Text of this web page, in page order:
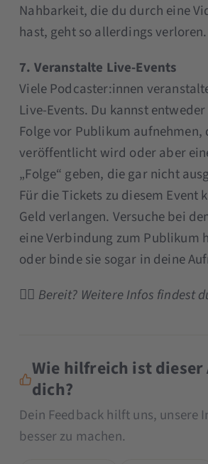
Nahbarkeit, die du durch eine
hast, geht so allerdings verloren.
7. Veranstalte Live-Events
Viele Podcaster:innen
Live-Events. Du kannst
Folge vor Publikum aufnehmen,
veröffentlicht wird oder aber
„Folge“ geben, die gar nicht
Für die Tickets zu diesem Event
Geld verlangen. Versuche bei
eine Verbindung zum Publikum
oder binde sie sogar in deine
👉🏼 Bereit? Weitere Infos findest
Wie hilfreich ist
dich?
Dein Feedback hilft uns, unsere
besser zu machen.